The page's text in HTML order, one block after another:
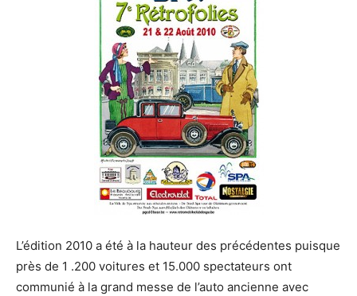
L’édition 2010 a été à la hauteur des précédentes puisque
près de 1 .200 voitures et 15.000 spectateurs ont
communié à la grand messe de l’auto ancienne avec